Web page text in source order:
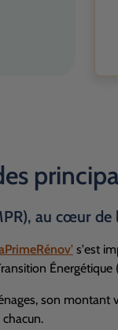
au cœur
s'est
son montant